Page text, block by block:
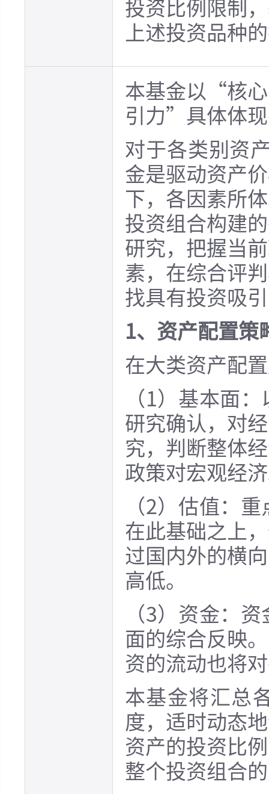
投资比例限制
上述投资品种
本基金以“核
引力”具体体
对于各类别资
金是驱动资产
下，各因素所
投资组合构建
研究，把握当
素，在综合评
找具有投资吸
1、资产配置策
在大类资产配
（1）基本面
研究确认，对
究，判断整体
政策对宏观经
（2）估值：
在此基础之上
过国内外的横
高低。
（3）资金：
面的综合反映
资的流动也将
本基金将汇总
度，适时动态
资产的投资比
整个投资组合